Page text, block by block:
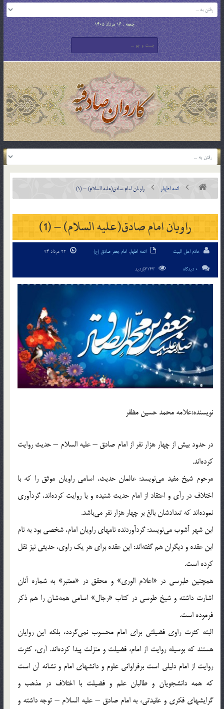
جمعه , 16 مرداد 1405
ائمه اطهار راویان امام صادق(علیه السلام) – (1)
راویان امام صادق(علیه السلام) – (1)
خادم اهل البیت ائمه اطهار, امام جعفر صادق (ع)
0 دیدگاه
نويسنده:علامه محمد حسين مظفر
در حدود بیش از چهار هزار نفر از امام صادق – علیه السلام – حدیث روایت
كرده‌اند.
مرحوم شیخ مفید می‌نویسد: عالمان حدیث، اسامی راویان موثق را كه با
اختلاف در رأی و اعتقاد از امام حدیث شنیده و یا روایت كرده‌اند، گردآوری
نموده‌اند كه تعدادشان بالغ بر چهار هزار نفر می‌باشد.
ابن شهر آشوب می‌نویسد: گردآوردنده نامهای راویان امام، شخصی بود به نام
ابن عقده و دیگران هم گفته‌اند: این عقده برای هر یك راوی، حدیثی نیز نقل
كرده است.
همچنین طبرسی در «اعلام الوری» و محقق در «معتبر» به شماره آنان
اشارت داشته و شیخ طوسی در كتاب «رجال» اسامی همه‌شان را هم ذكر
فرموده است.
البته كثرت راوی فضیلتی برای امام محسوب نمی‌گردد، بلكه این روایان
هستند كه بوسیله روایت از امام، فضیلت و منزلت پیدا كرده‌اند. آری، كثرت
روایت از امام دلیلی است برفراوانی علوم و دانشهای امام و نشانه آن است
كه همه دانشجویان و طالبان علم و فضیلت با اختلاف در مذهب و
گرایشهای فكری و عقیدتی، به امام صادق – علیه السلام – توجه داشته و